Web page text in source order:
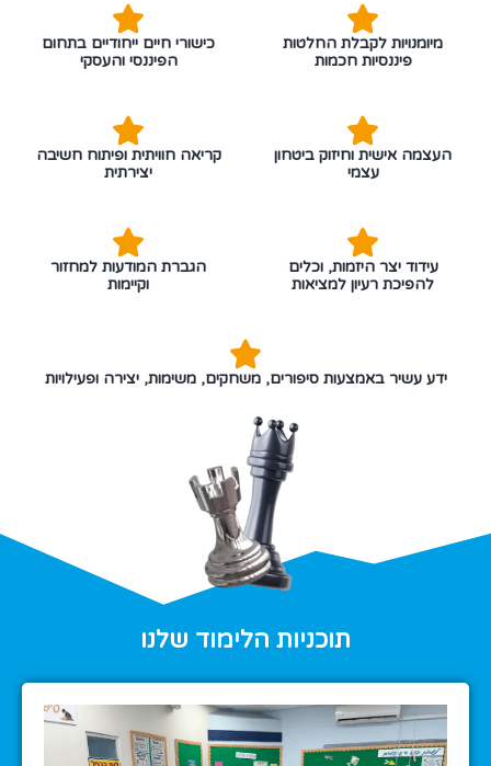
מיומנויות לקבלת החלטות
פיננסיות חכמות
כישורי חיים ייחודיים בתחום
הפיננסי והעסקי
העצמה אישית וחיזוק ביטחון
עצמי
קריאה חוויתית ופיתוח חשיבה
יצירתית
ידע עשיר באמצעות סיפורים, משחקים, משימות, יצירה ופעילויות
הגברת המודעות למחזור
וקיימות
עידוד יצר היזמות, וכלים
להפיכת רעיון למציאות
תוכניות הלימוד שלנו